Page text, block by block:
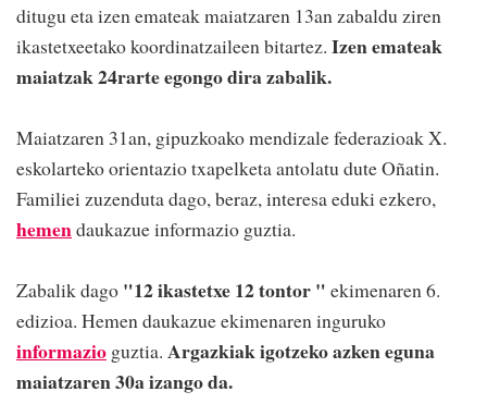
ditugu eta izen emateak maiatzaren 13an zabaldu ziren
ikastetxeetako koordinatzaileen bitartez. Izen emateak
maiatzak 24rarte egongo dira zabalik.
Maiatzaren 31an, gipuzkoako mendizale federazioak X.
eskolarteko orientazio txapelketa antolatu dute Oñatin.
Familiei zuzenduta dago, beraz, interesa eduki ezkero,
hemendaukazue informazio guztia.
Zabalik dago "12 ikastetxe 12 tontor " ekimenaren 6.
edizioa. Hemen daukazue ekimenaren inguruko
informazio guztia. Argazkiak igotzeko azken eguna
maiatzaren 30a izango da.